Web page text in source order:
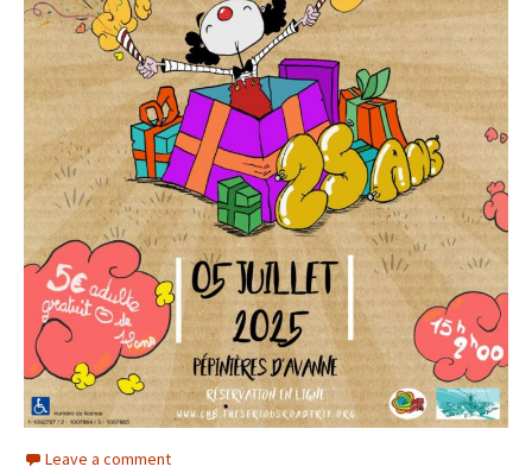
Leave a comment